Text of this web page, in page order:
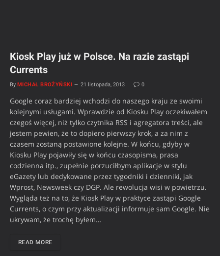
Kiosk Play już w Polsce. Na razie zastąpi
Currents
By MICHAŁ BROŻYŃSKI 21 listopada, 2013 0
Google coraz bardziej wchodzi do naszego kraju ze swoimi
kolejnymi usługami. Wprawdzie od Kiosku Play oczekiwałem
czegoś więcej, niż tylko czytnika RSS i agregatora treści, ale
jestem pewien, że to dopiero pierwszy krok, a za nim z
czasem zostaną postawione kolejne. W końcu, gdyby w
Kiosku Play pojawiły się w końcu czasopisma, prasa
codzienna itp., zupełnie porzuciłbym aplikacje w stylu
eGazety lub dedykowane przez tygodniki i dzienniki, jak
Wprost, Newsweek czy DGP. Ale rewolucja wisi w powietrzu.
Wygląda też na to, że Kiosk Play w praktyce zastąpi Google
Currents, o czym przy aktualizacji informuje sam Google. Nie
ukrywam, że trochę byłem…
READ MORE